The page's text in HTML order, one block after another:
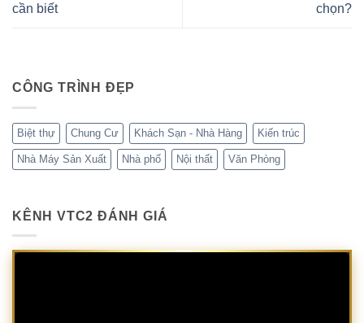
cần biết
chọn?
CÔNG TRÌNH ĐẸP
Biệt thự Chung Cư Khách Sạn - Nhà Hàng Kiến trúc
Nhà Máy Sản Xuất Nhà phố Nội thất Văn Phòng
KÊNH VTC2 ĐÁNH GIÁ
Trình